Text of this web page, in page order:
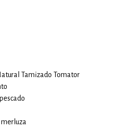
Tamizado Tomator